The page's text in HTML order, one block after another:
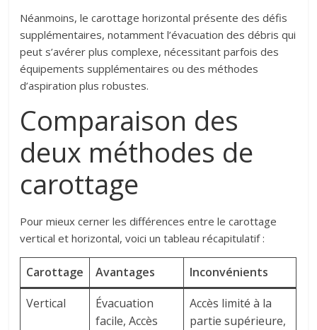
Néanmoins, le carottage horizontal présente des défis
supplémentaires, notamment l’évacuation des débris qui
peut s’avérer plus complexe, nécessitant parfois des
équipements supplémentaires ou des méthodes
d’aspiration plus robustes.
Comparaison des
deux méthodes de
carottage
Pour mieux cerner les différences entre le carottage
vertical et horizontal, voici un tableau récapitulatif :
Carottage Avantages
Inconvénients
Vertical
Évacuation
facile, Accès
Accès limité à la
partie supérieure,